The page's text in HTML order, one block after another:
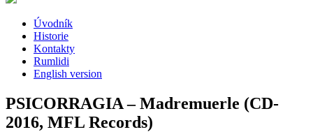
Úvodník
Historie
Kontakty
Rumlidi
English version
PSICORRAGIA – Madremuerle (CD-
2016, MFL Records)